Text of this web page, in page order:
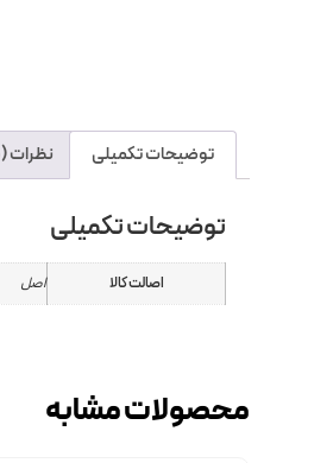
توضیحات تکمیلی نظرات (0)
توضیحات تکمیلی
اصالت کالا اصل
محصولات مشابه